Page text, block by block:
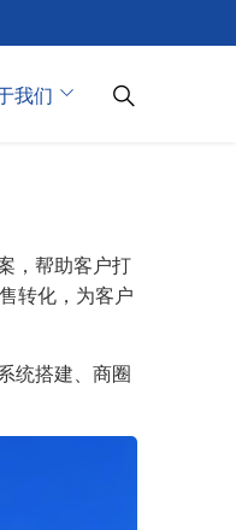
我们
，帮助客户打
转化，为客户
统搭建、商圈